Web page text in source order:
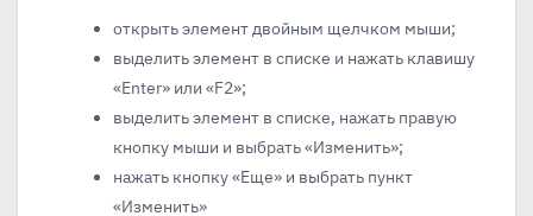
открыть элемент двойным щелчком мыши;
выделить элемент в списке и нажать клавишу
«Enter» или «F2»;
выделить элемент в списке, нажать правую
кнопку мыши и выбрать «Изменить»;
нажать кнопку «Еще» и выбрать пункт
«Изменить»